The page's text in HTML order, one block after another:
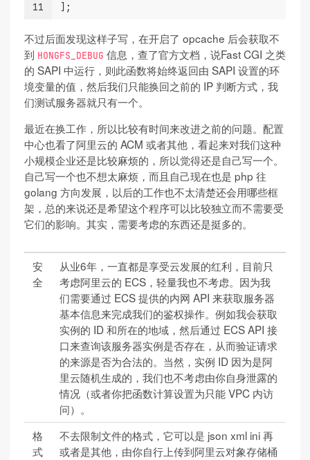
11
];
不过后面发现这样子写，在开启了 opcache 后会获取不
到 HONGFS_DEBUG 信息，查了官方文档，说Fast CGI 之类
的 SAPI 中运行，则此函数将始终返回由 SAPI 设置的环
境变量的值，然后我们只能换回之前的 IP 判断方式，我
们测试服务器就只有一个。
最近在换工作，所以比较有时间来改进之前的问题。配置
中心也看了阿里云的 ACM 或者其他，看起来对我们这种
小规模企业还是比较麻烦的，所以觉得还是自己写一个。
自己写一个也不想太麻烦，而且自己现在也是 php 往
golang 方向发展，以后的工作也不太清楚还会用哪些框
架，总的来说还是希望这个程序可以比较独立而不需要受
它们的影响。其实，需要考虑的东西还是挺多的。
安
全
从业6年，一直都是享受云发展的红利，目前只
考虑阿里云的 ECS，轻量我也不考虑。因为我
们需要通过 ECS 提供的内网 API 来获取服务器
基本信息来完成我们的鉴权操作。例如我会获取
实例的 ID 和所在的地域，然后通过 ECS API 接
口来查询该服务器实例是否存在，从而验证请求
的来源是否为合法的。当然，实例 ID 因为是阿
里云随机生成的，我们也不考虑由你自身泄露的
情况（或者你把函数计算设置为只能 VPC 内访
问）。
格
式
不去限制文件的格式，它可以是 json xml ini 再
或者是其他，由你自行上传到阿里云对象存储桶